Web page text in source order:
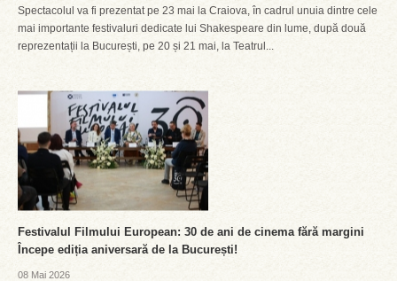
Spectacolul va fi prezentat pe 23 mai la Craiova, în cadrul unuia dintre cele
mai importante festivaluri dedicate lui Shakespeare din lume, după două
reprezentații la București, pe 20 și 21 mai, la Teatrul...
Festivalul Filmului European: 30 de ani de cinema fără margini
Începe ediția aniversară de la București!
08 Mai 2026